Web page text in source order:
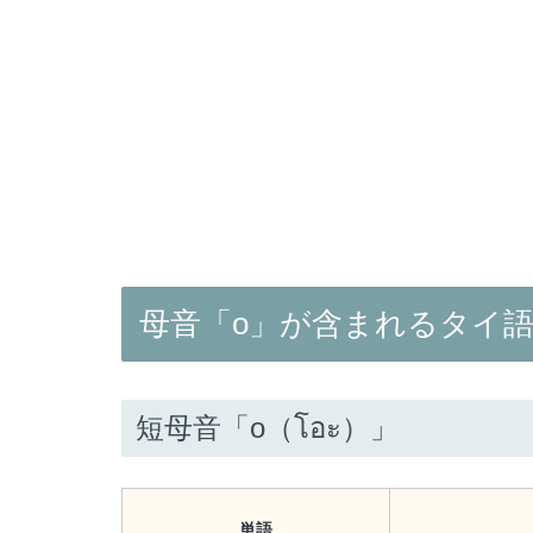
母音「o」が含まれるタイ
短母音「o（โอะ）」
単語